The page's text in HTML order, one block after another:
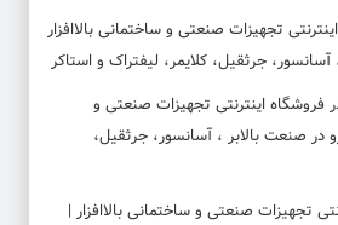
تجهیزات صنعتی و ساختمانی بالاافزار
جرثقیل، کلایمر، لیفتراک و استاکر
فروشگاه اینترنتی تجهیزات صنعتی و
در صنعت بالابر ، آسانسور، جرثقیل،
تجهیزات صنعتی و ساختمانی بالاافزار |